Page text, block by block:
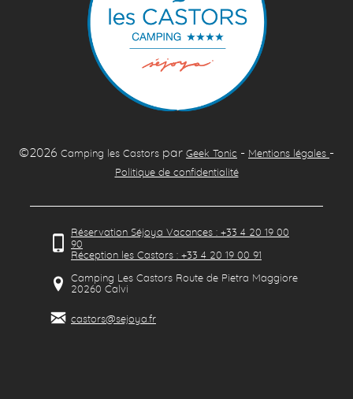
©2026 Camping les Castors par Geek Tonic - Mentions légales -
Politique de confidentialité
Réservation Séjoya Vacances : +33 4 20 19 00
90
Réception les Castors : +33 4 20 19 00 91
Camping Les Castors Route de Pietra Maggiore
20260 Calvi
castors@sejoya.fr